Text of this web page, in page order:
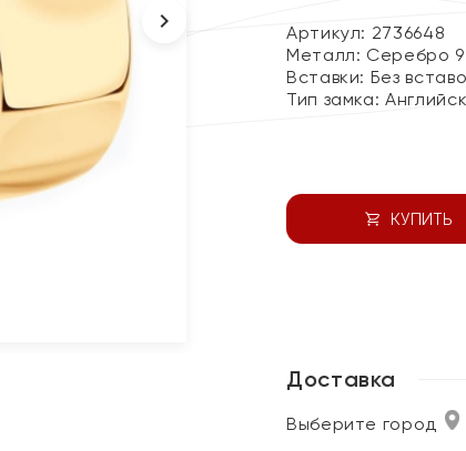
Артикул: 2736648
Металл: Серебро
Вставки: Без
Тип замка:
КУПИТЬ
Доставка
Выберите город